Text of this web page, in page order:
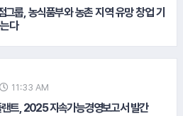
그룹, 농식품부와 농촌 지역 유망 창업 기
다
11:33 AM
트, 2025 지속가능경영보고서 발간
넷마블